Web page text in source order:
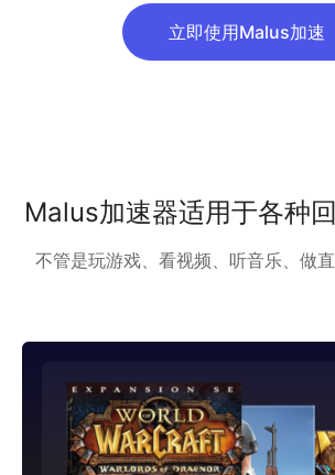
立即使用Malus加速
Malus加速器适用于各种
不管是玩游戏、看视频、听音乐、做